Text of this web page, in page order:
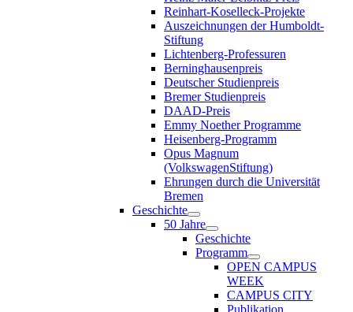
Reinhart-Koselleck-Projekte
Auszeichnungen der Humboldt-
Stiftung
Lichtenberg-Professuren
Berninghausenpreis
Deutscher Studienpreis
Bremer Studienpreis
DAAD-Preis
Emmy Noether Programme
Heisenberg-Programm
Opus Magnum
(VolkswagenStiftung)
Ehrungen durch die Universität
Bremen
Geschichte
50 Jahre
Geschichte
Programm
OPEN CAMPUS
WEEK
CAMPUS CITY
Publikation